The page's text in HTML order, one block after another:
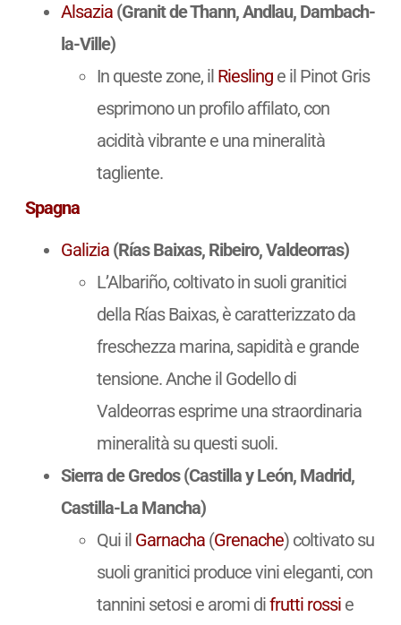
Alsazia(Granit de Thann, Andlau, Dambach-
la-Ville)
In queste zone, il Rieslinge il Pinot Gris
esprimono un profilo affilato, con
acidità vibrante e una mineralità
tagliente.
Spagna
Galizia(Rías Baixas, Ribeiro, Valdeorras)
L’Albariño, coltivato in suoli granitici
della Rías Baixas, è caratterizzato da
freschezza marina, sapidità e grande
tensione. Anche il Godello di
Valdeorras esprime una straordinaria
mineralità su questi suoli.
Sierra de Gredos (Castilla y León, Madrid,
Castilla-La Mancha)
Qui il Garnacha(Grenache) coltivato su
suoli granitici produce vini eleganti, con
tannini setosi e aromi difrutti rossie